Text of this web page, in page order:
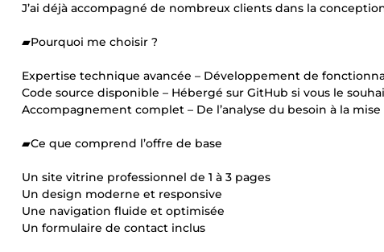
J’ai déjà accompagné de nombreux clients dans la
▰Pourquoi me choisir ?
Expertise technique avancée – Développement de
Code source disponible – Hébergé sur GitHub si vous le
Accompagnement complet – De l’analyse du besoin à la
▰Ce que comprend l’offre de base
Un site vitrine professionnel de 1 à 3 pages
Un design moderne et responsive
Une navigation fluide et optimisée
Un formulaire de contact inclus